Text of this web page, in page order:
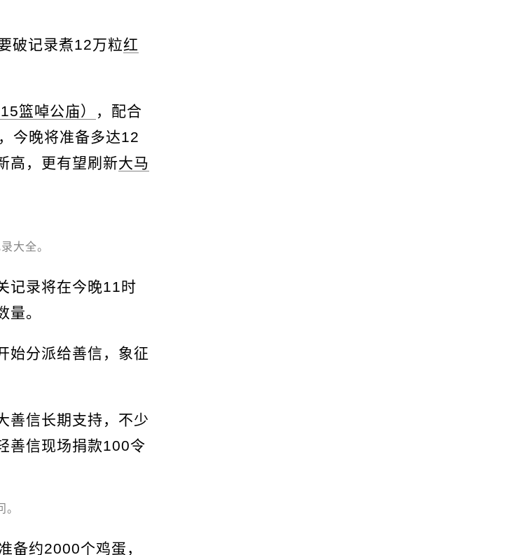
破记录煮12万粒红
篮啅公庙）
，配合
今晚将准备多达12
高，更有望刷新大马
大全。
记录将在今晚11时
量。
始分派给善信，象征
善信长期支持，不少
善信现场捐款100令
备约2000个鸡蛋，